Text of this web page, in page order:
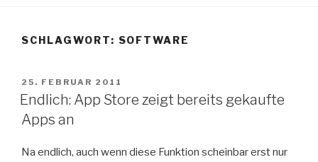
SCHLAGWORT: SOFTWARE
VERÖFFENTLICHT
AM
25. FEBRUAR 2011
Endlich: App Store zeigt bereits gekaufte
Apps an
Na endlich, auch wenn diese Funktion scheinbar erst nur